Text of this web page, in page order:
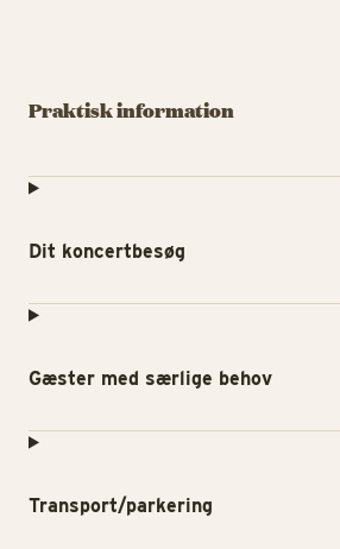
Praktisk information
Dit koncertbesøg
Gæster med særlige behov
Transport/parkering